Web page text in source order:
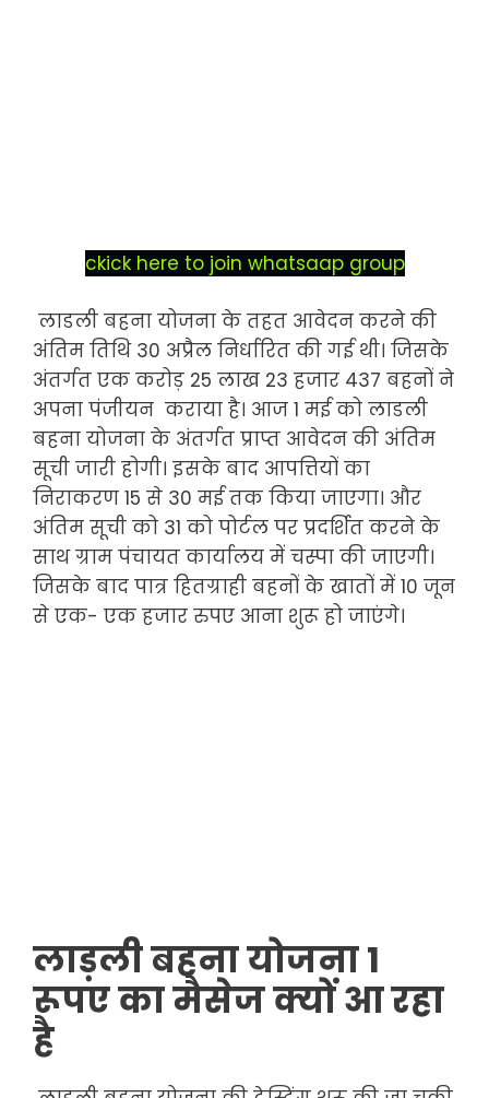
ckick here to join whatsaap group
लाडली बहना योजना के तहत आवेदन करने की
अंतिम तिथि 30 अप्रैल निर्धारित की गई थी। जिसके
अंतर्गत एक करोड़ 25 लाख 23 हजार 437 बहनों ने
अपना पंजीयन कराया है। आज 1 मई को लाडली
बहना योजना के अंतर्गत प्राप्त आवेदन की अंतिम
सूची जारी होगी। इसके बाद आपत्तियों का
निराकरण 15 से 30 मई तक किया जाएगा। और
अंतिम सूची को 31 को पोर्टल पर प्रदर्शित करने के
साथ ग्राम पंचायत कार्यालय में चस्पा की जाएगी।
जिसके बाद पात्र हितग्राही बहनों के खातों में 10 जून
से एक- एक हजार रुपए आना शुरू हो जाएंगे।
लाड़ली बहना योजना 1
रूपए का मैसेज क्यों आ रहा
है